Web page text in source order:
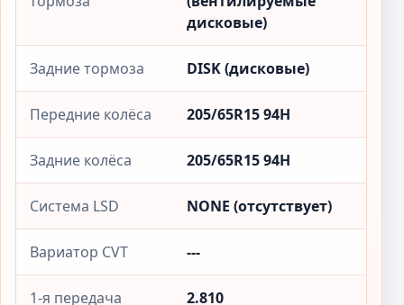
дисковые)
Задние тормоза DISK (дисковые)
Передние колёса 205/65R15 94H
Задние колёса 205/65R15 94H
Система LSD NONE (отсутствует)
Вариатор CVT ---
1-я передача 2.810